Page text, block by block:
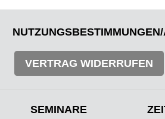
VERTRAG WIDERRUFEN
SEMINARE